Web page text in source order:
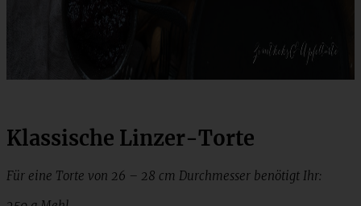
Klassische Linzer-Torte
Für eine Torte von 26 – 28 cm Durchmesser benötigt Ihr: